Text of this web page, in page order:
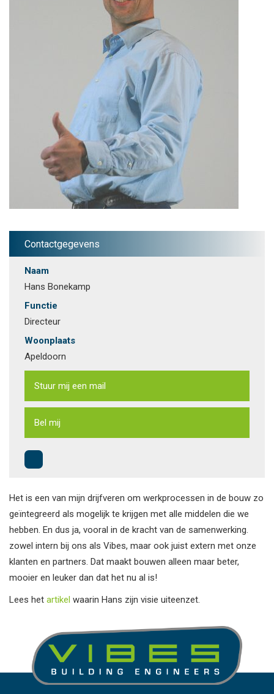
Contactgegevens
Naam
Hans Bonekamp
Functie
Directeur
Woonplaats
Apeldoorn
Stuur mij een mail
Bel mij
Het is een van mijn drijfveren om werkprocessen in de bouw zo
geïntegreerd als mogelijk te krijgen met alle middelen die we
hebben. En dus ja, vooral in de kracht van de samenwerking.
zowel intern bij ons als Vibes, maar ook juist extern met onze
klanten en partners. Dat maakt bouwen alleen maar beter,
mooier en leuker dan dat het nu al is!
Lees het artikel waarin Hans zijn visie uiteenzet.